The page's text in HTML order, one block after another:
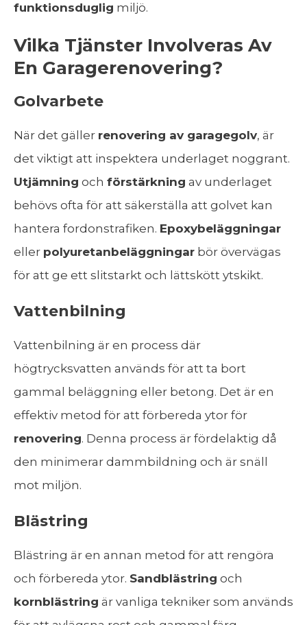
funktionsduglig miljö.
Vilka Tjänster Involveras Av
En Garagerenovering?
Golvarbete
När det gäller renovering av garagegolv, är
det viktigt att inspektera underlaget noggrant.
Utjämning och förstärkning av underlaget
behövs ofta för att säkerställa att golvet kan
hantera fordonstrafiken. Epoxybeläggningar
eller polyuretanbeläggningar bör övervägas
för att ge ett slitstarkt och lättskött ytskikt.
Vattenbilning
Vattenbilning är en process där
högtrycksvatten används för att ta bort
gammal beläggning eller betong. Det är en
effektiv metod för att förbereda ytor för
renovering. Denna process är fördelaktig då
den minimerar dammbildning och är snäll
mot miljön.
Blästring
Blästring är en annan metod för att rengöra
och förbereda ytor. Sandblästring och
kornblästring är vanliga tekniker som används